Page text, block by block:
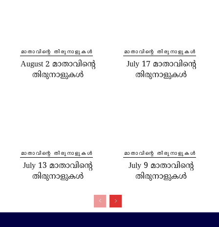
⁠മാതാവിന്റെ തിരുനാളുകൾ
August 2 മാതാവിന്റെ
തിരുനാളുകൾ
⁠മാതാവിന്റെ തിരുനാളുകൾ
July 17 മാതാവിന്റെ
തിരുനാളുകൾ
⁠മാതാവിന്റെ തിരുനാളുകൾ
July 13 മാതാവിന്റെ
തിരുനാളുകൾ
⁠മാതാവിന്റെ തിരുനാളുകൾ
July 9 മാതാവിന്റെ
തിരുനാളുകൾ